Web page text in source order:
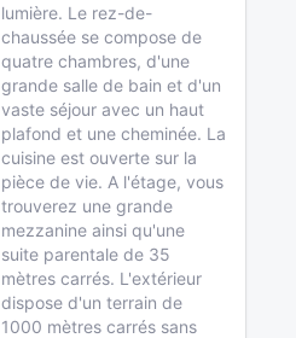
lumière. Le rez-de-
chaussée se compose de
quatre chambres, d'une
grande salle de bain et d'un
vaste séjour avec un haut
plafond et une cheminée. La
cuisine est ouverte sur la
pièce de vie. A l'étage, vous
trouverez une grande
mezzanine ainsi qu'une
suite parentale de 35
mètres carrés. L'extérieur
dispose d'un terrain de
1000 mètres carrés sans